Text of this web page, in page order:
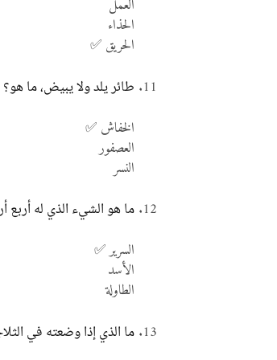
العمل
الحذاء
الحريق ✅
طائر يلد ولا يبيض، ما هو؟
الخفاش ✅
العصفور
النسر
ما هو الشيء الذي له
السرير ✅
الأسد
الطاولة
ما الذي إذا وضعته في